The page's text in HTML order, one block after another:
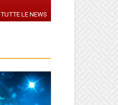
TUTTE LE NEWS